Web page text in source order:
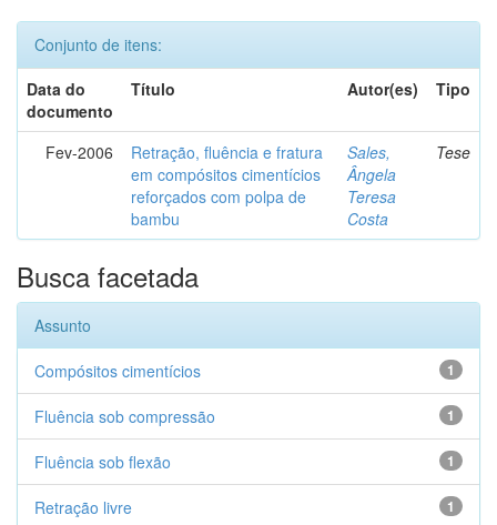
Conjunto de itens:
Data do
documento
Título Autor(es) Tipo
Fev-2006
Retração, fluência e fratura
em compósitos cimentícios
reforçados com polpa de
bambu
Sales,
Ângela
Teresa
Costa
Tese
Busca facetada
Assunto
1
Compósitos cimentícios
1
Fluência sob compressão
1
Fluência sob flexão
1
Retração livre